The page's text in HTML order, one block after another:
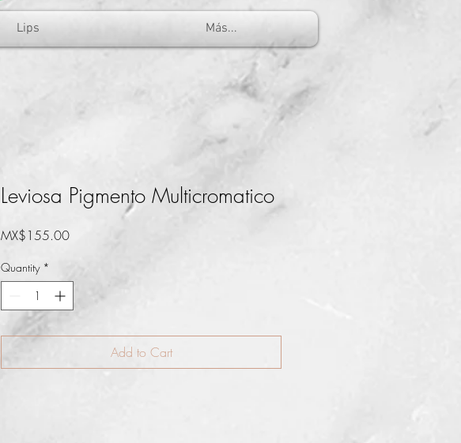
Lips Más...
Leviosa Pigmento Multicromatico
MX$155.00Price
Quantity *
Add to Cart